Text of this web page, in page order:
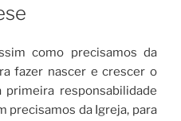
como precisamos da
fazer nascer e crescer o
responsabilidade
precisamos da Igreja, para